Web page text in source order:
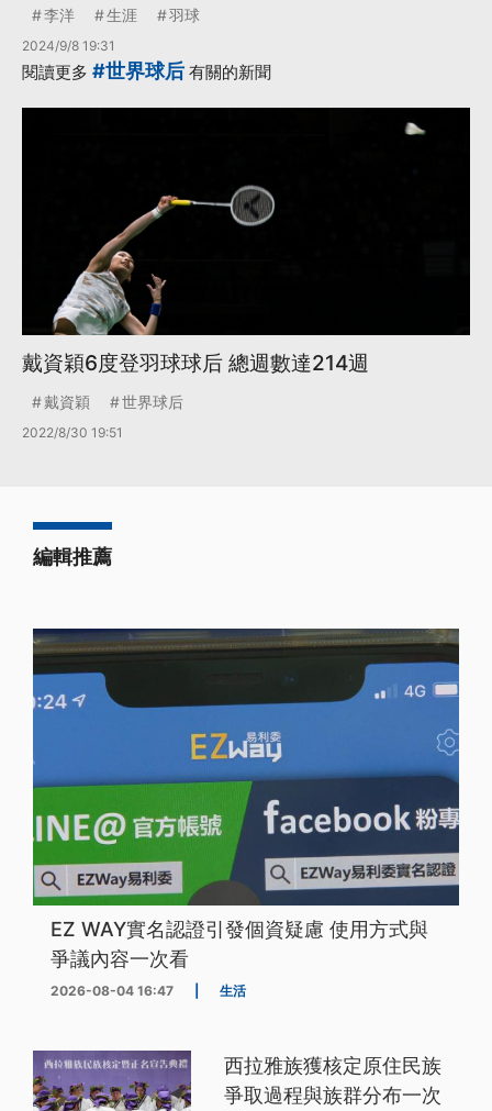
李洋 生涯 羽球
2024/9/8 19:31
閱讀更多 #世界球后 有關的新聞
戴資穎6度登羽球球后 總週數達214週
戴資穎 世界球后
2022/8/30 19:51
編輯推薦
EZ WAY實名認證引發個資疑慮 使用方式與
爭議內容一次看
2026-08-04 16:47 生活
西拉雅族獲核定原住民族
爭取過程與族群分布一次